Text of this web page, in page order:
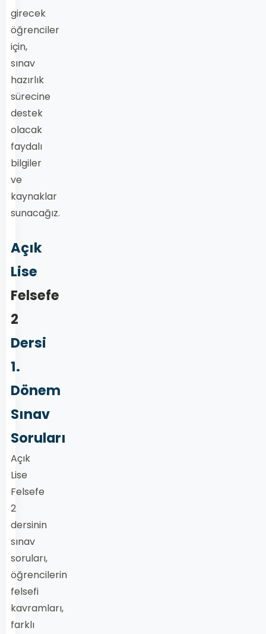
girecek
öğrenciler
için,
sınav
hazırlık
sürecine
destek
olacak
faydalı
bilgiler
ve
kaynaklar
sunacağız.
Açık
Lise
Felsefe
2
Dersi
1.
Dönem
Sınav
Soruları
Açık
Lise
Felsefe
2
dersinin
sınav
soruları,
öğrencilerin
felsefi
kavramları,
farklı